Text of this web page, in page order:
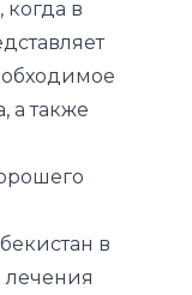
а также
в
в г.